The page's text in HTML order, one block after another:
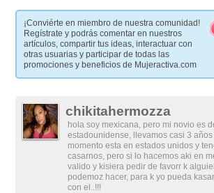
¡Conviérte en miembro de nuestra comunidad!
Regístrate y podrás comentar en nuestros
artículos, compartir tus ideas, interactuar con
otras usuarias y participar de todas las
promociones y beneficios de Mujeractiva.com
chikitahermozza
hola soy mexicana, pero mi novio es
estadounidense, llevamos casi 3 años
momento esta en estados unidos y
casarnos, pero si lo hacemos aki en
valido y kisiera pedir de favorr k
podemoz hacer, para k yo pueda
con el..!!!